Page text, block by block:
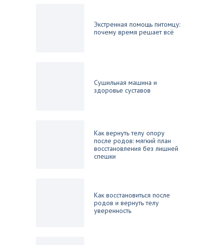
Экстренная помощь питомцу:
почему время решает всё
Сушильная машина и
здоровье суставов
Как вернуть телу опору
после родов: мягкий план
восстановления без лишней
спешки
Как восстановиться после
родов и вернуть телу
уверенность